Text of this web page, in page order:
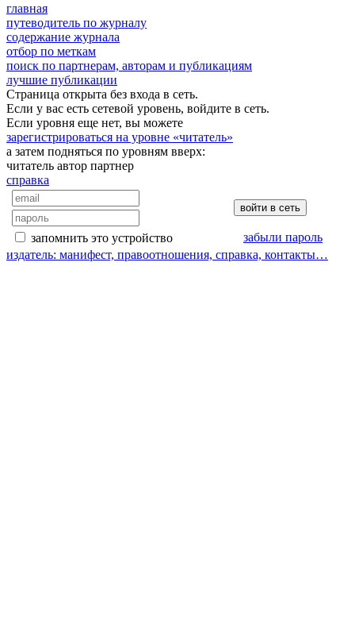
главная
путеводитель по журналу
содержание журнала
отбор по меткам
поиск по партнерам, авторам и публикациям
лучшие публикации
Страница открыта без входа в сеть.
Если у вас есть сетевой уровень, войдите в сеть.
Если уровня еще нет, вы можете
зарегистрироваться на уровне «читатель»
а затем подняться по уровням вверх:
читатель автор партнер
справка
запомнить это устройство
забыли пароль
издатель: манифест, правоотношения, справка, контакты…